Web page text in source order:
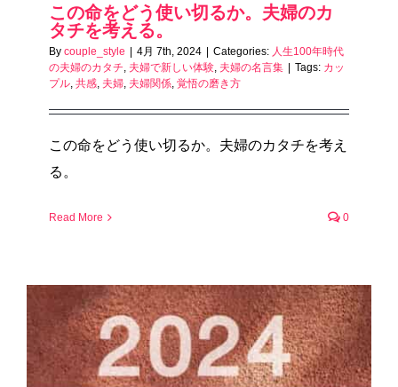
この命をどう使い切るか。夫婦のカ
タチを考える。
By couple_style 4月 7th, 2024 Categories: 人生100年時代
の夫婦のカタチ, 夫婦で新しい体験, 夫婦の名言集 Tags: カッ
プル, 共感, 夫婦, 夫婦関係, 覚悟の磨き方
この命をどう使い切るか。夫婦のカタチを考え
る。
Read More 0